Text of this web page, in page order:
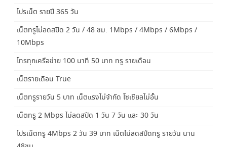
โปรเน็ต รายปี 365 วัน
เน็ตทรูไม่ลดสปีด 2 วัน / 48 ชม. 1Mbps / 4Mbps / 6Mbps /
10Mbps
โทรทุกเครือข่าย 100 นาที 50 บาท ทรู รายเดือน
เน็ตรายเดือน True
เน็ตทรูรายวัน 5 บาท เน็ตแรงไม่จำกัด โซเชียลไม่อั้น
เน็ตทรู 2 Mbps ไม่ลดสปีด 1 วัน 7 วัน และ 30 วัน
โปรเน็ตทรู 4Mbps 2 วัน 39 บาท เน็ตไม่ลดสปีดทรู รายวัน นาน